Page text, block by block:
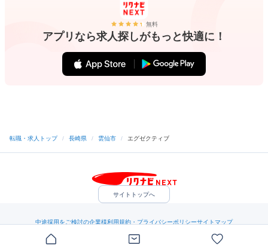
無料
アプリなら求人探しがもっと快適に！
転職・求人トップ / 長崎県 / 雲仙市 / エグゼクティブ
サイトトップへ
中途採用をご検討の企業様利用規約・プライバシーポリシーサイトマップ
（C）Indeed Inc.